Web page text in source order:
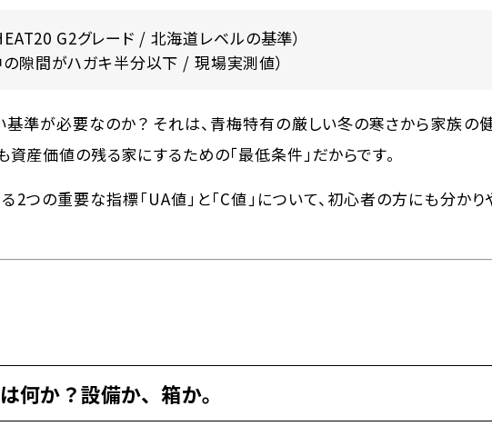
G2グレード / 北海道レベルの基準）
の隙間がハガキ半分以下 / 現場実測値）
準が必要なのか？ それは、青梅特有の厳しい冬の寒さから家族の
産価値の残る家にするための「最低条件」だからです。
2つの重要な指標「UA値」と「C値」について、初心者の方にも分かり
何か？設備か、箱か。